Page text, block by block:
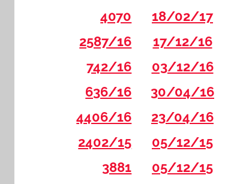
4070
18/02/17
2587/16
17/12/16
742/16
03/12/16
636/16
30/04/16
4406/16
23/04/16
2402/15
05/12/15
3881
05/12/15